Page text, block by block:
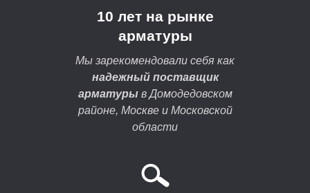
10 лет на рынке
арматуры
Мы зарекомендовали себя как
надежный поставщик
арматурыв Домодедовском
районе, Москве и Московской
области